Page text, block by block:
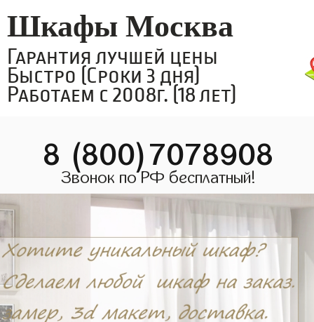
Шкафы Москва
Гарантия лучшей цены
Быстро (Сроки 3 дня)
Работаем с 2008г. (18 лет)
8 (800)7078908
Звонок по РФ бесплатный!